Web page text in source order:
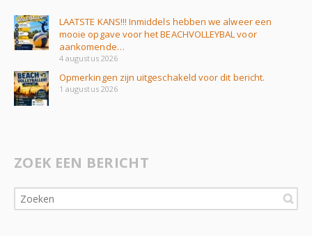
LAATSTE KANS!!! Inmiddels hebben we alweer een
mooie opgave voor het BEACHVOLLEYBAL voor
aankomende…
4 augustus 2026
Opmerkingen zijn uitgeschakeld voor dit bericht.
1 augustus 2026
ZOEK EEN BERICHT